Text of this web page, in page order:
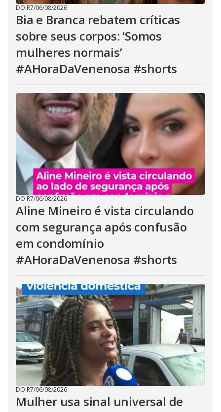
DO R7/06/08/2026
Bia e Branca rebatem críticas
sobre seus corpos: ‘Somos
mulheres normais’
#AHoraDaVenenosa #shorts
DO R7/06/08/2026
Aline Mineiro é vista circulando
com segurança após confusão
em condomínio
#AHoraDaVenenosa #shorts
DO R7/06/08/2026
Mulher usa sinal universal de